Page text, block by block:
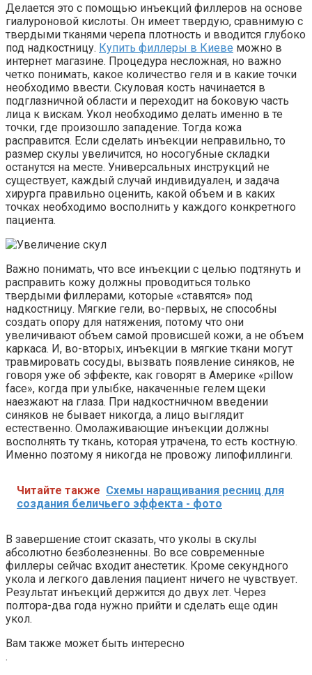
Делается это с помощью инъекций филлеров на основе
гиалуроновой кислоты. Он имеет твердую, сравнимую с
твердыми тканями черепа плотность и вводится глубоко
под надкостницу. Купить филлеры в Киеве можно в
интернет магазине. Процедура несложная, но важно
четко понимать, какое количество геля и в какие точки
необходимо ввести. Скуловая кость начинается в
подглазничной области и переходит на боковую часть
лица к вискам. Укол необходимо делать именно в те
точки, где произошло западение. Тогда кожа
расправится. Если сделать инъекции неправильно, то
размер скулы увеличится, но носогубные складки
останутся на месте. Универсальных инструкций не
существует, каждый случай индивидуален, и задача
хирурга правильно оценить, какой объем и в каких
точках необходимо восполнить у каждого конкретного
пациента.
Важно понимать, что все инъекции с целью подтянуть и
расправить кожу должны проводиться только
твердыми филлерами, которые «ставятся» под
надкостницу. Мягкие гели, во-первых, не способны
создать опору для натяжения, потому что они
увеличивают объем самой провисшей кожи, а не объем
каркаса. И, во-вторых, инъекции в мягкие ткани могут
травмировать сосуды, вызвать появление синяков, не
говоря уже об эффекте, как говорят в Америке «pillow
face», когда при улыбке, накаченные гелем щеки
наезжают на глаза. При надкостничном введении
синяков не бывает никогда, а лицо выглядит
естественно. Омолаживающие инъекции должны
восполнять ту ткань, которая утрачена, то есть костную.
Именно поэтому я никогда не провожу липофиллинги.
Читайте также Схемы наращивания ресниц для
создания беличьего эффекта - фото
В завершение стоит сказать, что уколы в скулы
абсолютно безболезненны. Во все современные
филлеры сейчас входит анестетик. Кроме секундного
укола и легкого давления пациент ничего не чувствует.
Результат инъекций держится до двух лет. Через
полтора-два года нужно прийти и сделать еще один
укол.
Вам также может быть интересно
.